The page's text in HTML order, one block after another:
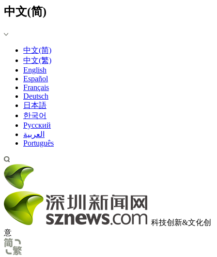
中文(简)
中文(简)
中文(繁)
English
Español
Français
Deutsch
日本語
한국어
Pусский
العربية
Português
科技创新&文化创
意